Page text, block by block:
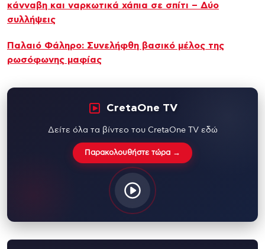
κάνναβη και ναρκωτικά χάπια σε σπίτι – Δύο
συλλήψεις
Παλαιό Φάληρο: Συνελήφθη βασικό μέλος της
ρωσόφωνης μαφίας
CretaOne TV
Δείτε όλα τα βίντεο του CretaOne TV εδώ
Παρακολουθήστε τώρα →